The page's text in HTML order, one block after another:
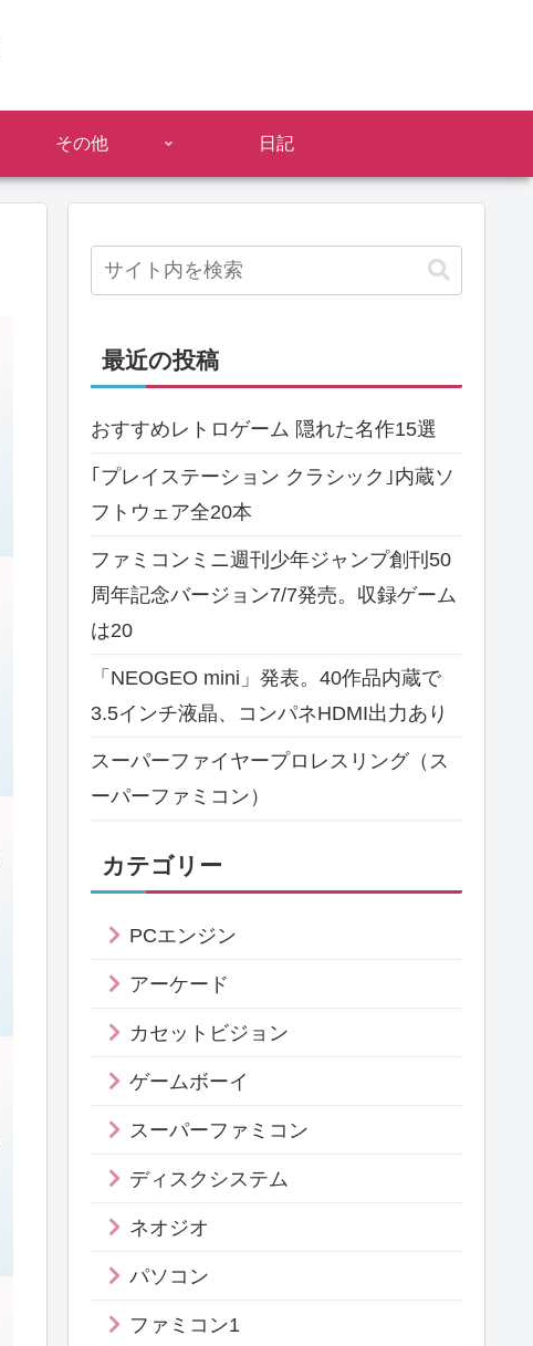
その他 日記
最近の投稿
おすすめレトロゲーム 隠れた名作15選
｢プレイステーション クラシック｣内蔵ソ
フトウェア全20本
ファミコンミニ週刊少年ジャンプ創刊50
周年記念バージョン7/7発売。収録ゲーム
は20
「NEOGEO mini」発表。40作品内蔵で
3.5インチ液晶、コンパネHDMI出力あり
スーパーファイヤープロレスリング（ス
ーパーファミコン）
カテゴリー
PCエンジン
アーケード
カセットビジョン
ゲームボーイ
スーパーファミコン
ディスクシステム
ネオジオ
パソコン
ファミコン1